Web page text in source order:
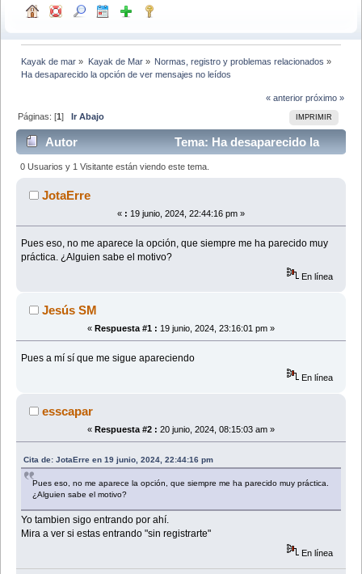
Kayak de mar » Kayak de Mar» Normas, registro y problemas relacionados »
Ha desaparecido la opción de ver mensajes no leídos
« anterior próximo »
IMPRIMIR
Páginas: [1]Ir Abajo
Autor
Tema: Ha desaparecido la
opción de ver mensajes no leídos (Leído 41771 veces)
0 Usuarios y 1 Visitante están viendo este tema.
JotaErre
« : 19 junio, 2024, 22:44:16 pm »
Pues eso, no me aparece la opción, que siempre me ha parecido muy
práctica. ¿Alguien sabe el motivo?
En línea
Jesús SM
« Respuesta #1 : 19 junio, 2024, 23:16:01 pm »
Pues a mí sí que me sigue apareciendo
En línea
esscapar
« Respuesta #2 : 20 junio, 2024, 08:15:03 am »
Cita de: JotaErre en 19 junio, 2024, 22:44:16 pm
Pues eso, no me aparece la opción, que siempre me ha parecido muy práctica.
¿Alguien sabe el motivo?
Yo tambien sigo entrando por ahí.
Mira a ver si estas entrando "sin registrarte"
En línea